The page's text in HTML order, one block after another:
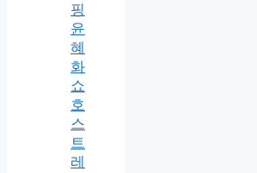
핑
윤
혜
화
쇼
호
스
트
레